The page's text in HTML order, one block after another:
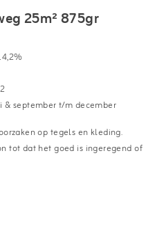
25m² 875gr
& september t/m december
op tegels en kleding.
tot dat het goed is ingeregend of